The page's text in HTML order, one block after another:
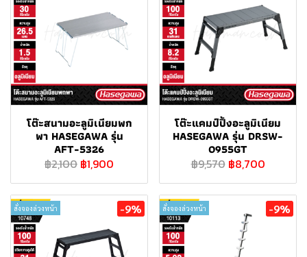
โต๊ะสนามอะลูมิเนียมพก
พา HASEGAWA รุ่น
AFT-5326
฿2,100 ฿1,900
โต๊ะแคมป์ปิ้งอะลูมิเนียม
HASEGAWA รุ่น DRSW-
0955GT
฿9,570 ฿8,700
สั่งจองล่วงหน้า -9% สั่งจองล่วงหน้า -9%